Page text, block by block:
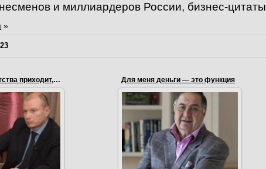
и миллиардеров России, бизнес-цитаты
»
23
Ощущение богатства приходит, когда
приходит,
себя можешь
Потанин)
EmiL
Для меня деньги — это функция
17.03.2012
Для меня деньги — это функция.
Они дают возможность достичь
чего-то, могут быть мерилом
твоих достижений, или,...
EmiL